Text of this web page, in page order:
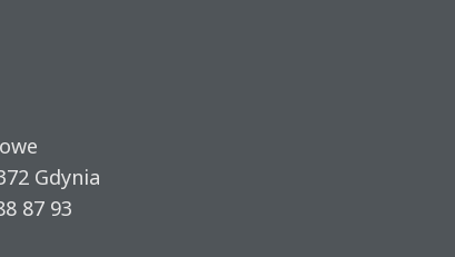
Gdynia
87 93